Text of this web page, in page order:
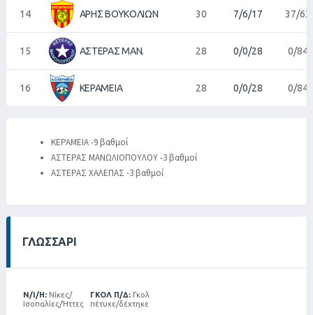
14 ΑΡΗΣ ΒΟΥΚΟΛΙΩΝ 30 7/6/17 37/63
15 ΑΣΤΕΡΑΣ ΜΑΝ. 28 0/0/28 0/84
16 ΚΕΡΑΜΕΙΑ 28 0/0/28 0/84
ΚΕΡΑΜΕΙΑ -9 βαθμοί
ΑΣΤΕΡΑΣ ΜΑΝΩΛΙΟΠΟΥΛΟΥ -3 βαθμοί
ΑΣΤΕΡΑΣ ΧΑΛΕΠΑΣ -3 βαθμοί
ΓΛΩΣΣΆΡΙ
Ν/Ι/Η: Νίκες/
Ισοπαλίες/Ήττες
ΓΚΟΛ Π/Δ:Γκολ
πέτυχε/δέχτηκε